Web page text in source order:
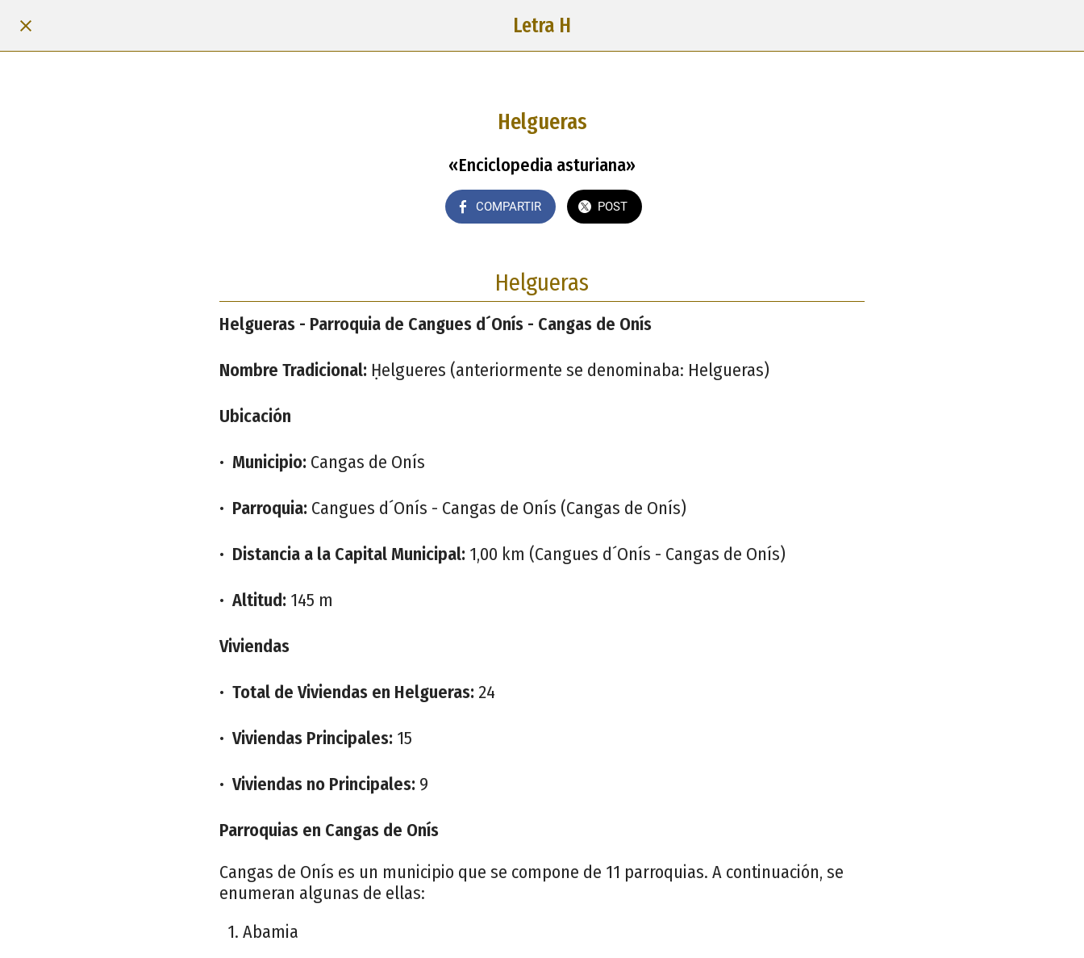
Letra H
Helgueras
«Enciclopedia asturiana»
COMPARTIR POST
Helgueras
Helgueras - Parroquia de Cangues d´Onís - Cangas de Onís
Nombre Tradicional: Ḥelgueres (anteriormente se denominaba: Helgueras)
Ubicación
• Municipio: Cangas de Onís
• Parroquia: Cangues d´Onís - Cangas de Onís (Cangas de Onís)
• Distancia a la Capital Municipal: 1,00 km (Cangues d´Onís - Cangas de Onís)
• Altitud: 145 m
Viviendas
• Total de Viviendas en Helgueras: 24
• Viviendas Principales: 15
• Viviendas no Principales: 9
Parroquias en Cangas de Onís
Cangas de Onís es un municipio que se compone de 11 parroquias. A continuación, se
enumeran algunas de ellas:
1. Abamia